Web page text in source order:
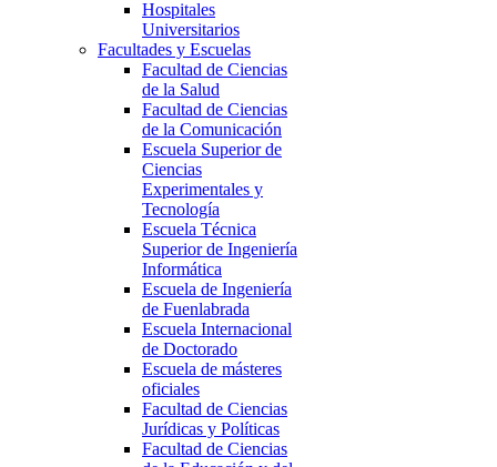
Hospitales
Universitarios
Facultades y Escuelas
Facultad de Ciencias
de la Salud
Facultad de Ciencias
de la Comunicación
Escuela Superior de
Ciencias
Experimentales y
Tecnología
Escuela Técnica
Superior de Ingeniería
Informática
Escuela de Ingeniería
de Fuenlabrada
Escuela Internacional
de Doctorado
Escuela de másteres
oficiales
Facultad de Ciencias
Jurídicas y Políticas
Facultad de Ciencias